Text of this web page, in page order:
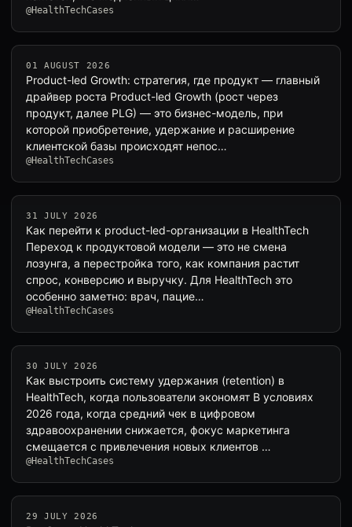
@HealthTechCases
01 AUGUST 2026
Product-led Growth: стратегия, где продукт — главный
драйвер роста Product-led Growth (рост через
продукт, далее PLG) — это бизнес-модель, при
которой приобретение, удержание и расширение
клиентской базы происходят непос…
@HealthTechCases
31 JULY 2026
Как перейти к product-led-организации в HealthTech
Переход к продуктовой модели — это не смена
лозунга, а перестройка того, как компания растит
спрос, конверсию и выручку. Для HealthTech это
особенно заметно: врач, пацие…
@HealthTechCases
30 JULY 2026
Как выстроить систему удержания (retention) в
HealthTech, когда пользователи экономят В условиях
2026 года, когда средний чек в цифровом
здравоохранении снижается, фокус маркетинга
смещается с привлечения новых клиентов …
@HealthTechCases
29 JULY 2026